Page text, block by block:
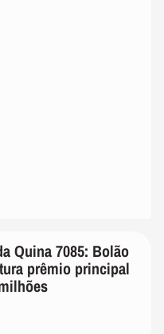
Quina 7085: Bolão
prêmio principal